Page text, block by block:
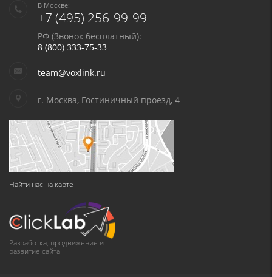
В Москве:
+7 (495) 256-99-99
РФ (Звонок бесплатный):
8 (800) 333-75-33
team@voxlink.ru
г. Москва, Гостиничный проезд, 4
Найти нас на карте
Разработка, продвижение и
развитие сайта